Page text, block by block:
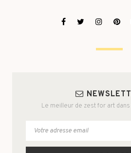
Le meilleur de zest for art